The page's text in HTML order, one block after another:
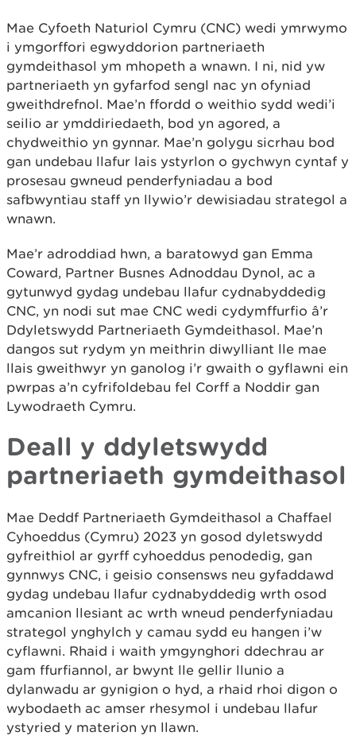
Mae Cyfoeth Naturiol Cymru (CNC) wedi ymrwymo
i ymgorffori egwyddorion partneriaeth
gymdeithasol ym mhopeth a wnawn. I ni, nid yw
partneriaeth yn gyfarfod sengl nac yn ofyniad
gweithdrefnol. Mae’n ffordd o weithio sydd wedi’i
seilio ar ymddiriedaeth, bod yn agored, a
chydweithio yn gynnar. Mae’n golygu sicrhau bod
gan undebau llafur lais ystyrlon o gychwyn cyntaf y
prosesau gwneud penderfyniadau a bod
safbwyntiau staff yn llywio’r dewisiadau strategol a
wnawn.
Mae’r adroddiad hwn, a baratowyd gan Emma
Coward, Partner Busnes Adnoddau Dynol, ac a
gytunwyd gydag undebau llafur cydnabyddedig
CNC, yn nodi sut mae CNC wedi cydymffurfio â’r
Ddyletswydd Partneriaeth Gymdeithasol. Mae’n
dangos sut rydym yn meithrin diwylliant lle mae
llais gweithwyr yn ganolog i’r gwaith o gyflawni ein
pwrpas a’n cyfrifoldebau fel Corff a Noddir gan
Lywodraeth Cymru.
Deall y ddyletswydd
partneriaeth gymdeithasol
Mae Deddf Partneriaeth Gymdeithasol a Chaffael
Cyhoeddus (Cymru) 2023 yn gosod dyletswydd
gyfreithiol ar gyrff cyhoeddus penodedig, gan
gynnwys CNC, i geisio consensws neu gyfaddawd
gydag undebau llafur cydnabyddedig wrth osod
amcanion llesiant ac wrth wneud penderfyniadau
strategol ynghylch y camau sydd eu hangen i’w
cyflawni. Rhaid i waith ymgynghori ddechrau ar
gam ffurfiannol, ar bwynt lle gellir llunio a
dylanwadu ar gynigion o hyd, a rhaid rhoi digon o
wybodaeth ac amser rhesymol i undebau llafur
ystyried y materion yn llawn.